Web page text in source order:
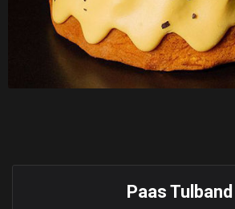
Paas Tulband